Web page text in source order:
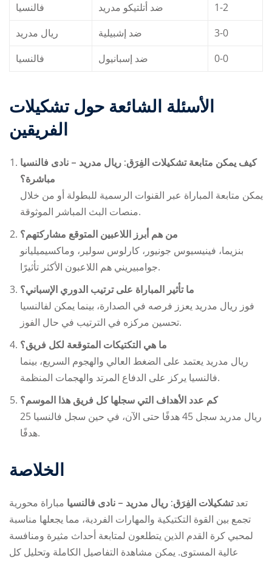
فالنسيا
ضد أتلتيكو مدريد
1-2
ريال مدريد
ضد إشبيلية
3-0
فالنسيا
ضد إسبانيول 0-0
الأسئلة الشائعة حول تشكيلات
الفريقين
كيف يمكن متابعةتشكيلات الفِرَق: ريال مدريد – نادى فالنسيا
مباشرة؟
يمكن متابعة المباراة عبر القنوات الرسمية للبطولة أو من خلال
منصات البث المباشر الموثوقة.
من هم أبرز اللاعبين المتوقع مشاركتهم؟
بنزيما، فينيسيوس جونيور، كارلوس سولير، وماكسيميليانو
جوامبيريني هم اللاعبون الأكثر تأثيرًا.
ما تأثير المباراة على ترتيب الدوري الإسباني؟
فوز ريال مدريد يعزز فرصه في الصدارة، بينما يمكن لفالنسيا
تحسين مركزه في الترتيب في حال الفوز.
ما هي التكتيكات المتوقعة لكل فريق؟
ريال مدريد يعتمد على الضغط العالي والهجوم السريع، بينما
فالنسيا يركز على الدفاع المرتد والهجمات المنظمة.
كم عدد الأهداف التي سجلها كل فريق هذا الموسم؟
ريال مدريد سجل 45 هدفًا حتى الآن، في حين سجل فالنسيا 25
هدفًا.
الخلاصة
تعدتشكيلات الفِرَق: ريال مدريد – نادى فالنسيا مباراة محورية
تجمع بين القوة التكتيكية والمهارات الفردية، مما يجعلها مناسبة
لمحبي كرة القدم الذين يتطلعون لمتابعة أحداث مثيرة ومنافسة
عالية المستوى. يمكن مشاهدة التفاصيل الكاملة وتحليل كل